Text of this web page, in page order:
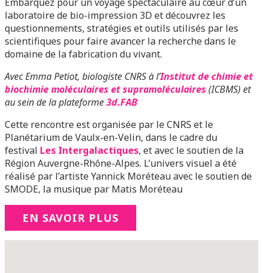
laboratoire de bio-impression 3D et découvrez les
questionnements, stratégies et outils utilisés par les
scientifiques pour faire avancer la recherche dans le
domaine de la fabrication du vivant.
Avec Emma Petiot, biologiste CNRS à l’Institut de chimie et
biochimie moléculaires et supramoléculaires (ICBMS) et
au sein de la plateforme3d.FAB
Cette rencontre est organisée par le CNRS et le
Planétarium de Vaulx-en-Velin, dans le cadre du
festival Les Intergalactiques, et avec le soutien de la
Région Auvergne-Rhône-Alpes. L’univers visuel a été
réalisé par l’artiste Yannick Moréteau avec le soutien de
SMODE, la musique par Matis Moréteau
EN SAVOIR PLUS